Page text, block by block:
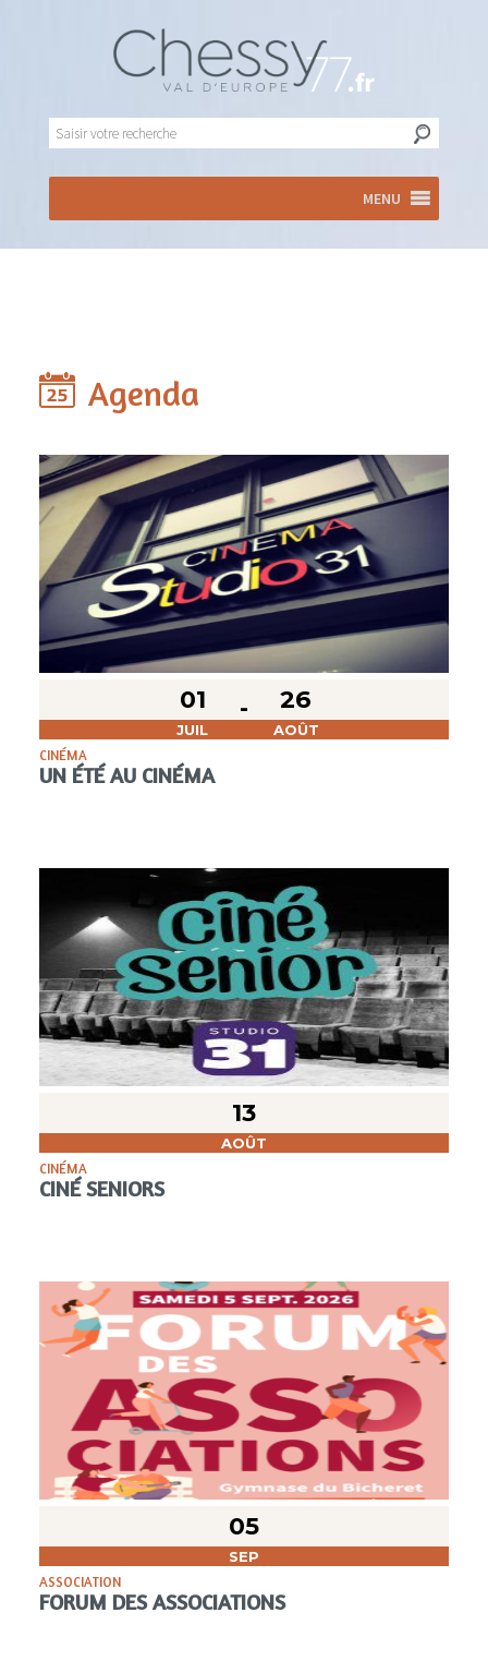
MENU
Agenda
01
JUIL
26
AOÛT
CINÉMA
UN ÉTÉ AU CINÉMA
13
AOÛT
CINÉMA
CINÉ SENIORS
05
SEP
ASSOCIATION
FORUM DES ASSOCIATIONS